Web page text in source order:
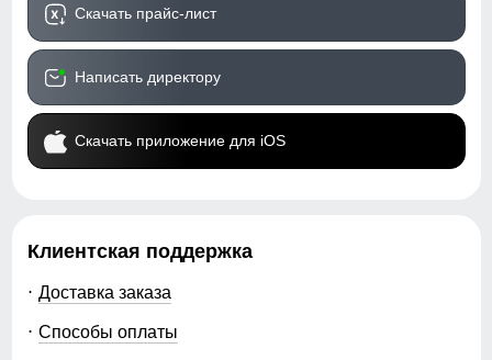
Скачать прайс-лист
Написать директору
Скачать приложение для iOS
Клиентская поддержка
Доставка заказа
Способы оплаты